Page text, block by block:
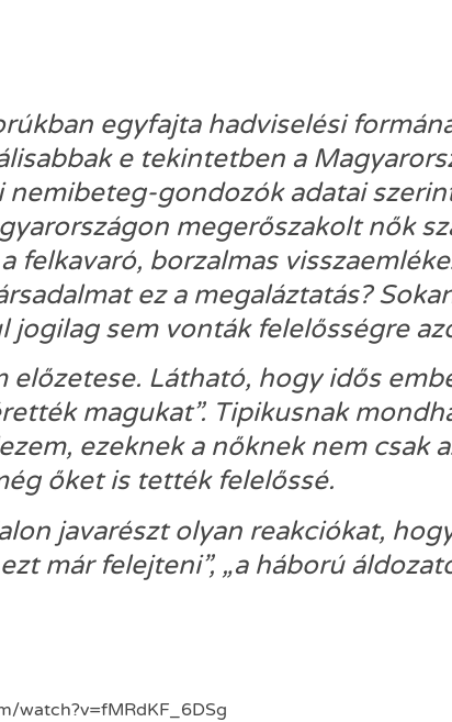
egyfajta hadviselési
e tekintetben a
nemibeteg-gondozók adatai
megerőszakolt nők
felkavaró, borzalmas
ez a megaláztatás?
jogilag sem vonták felelősségre
előzetese. Látható, hogy idős
magukat”. Tipikusnak
ezeknek a nőknek nem csak
őket is tették felelőssé.
javarészt olyan reakciókat,
már felejteni”, „a háború
watch?v=fMRdKF_6DSg